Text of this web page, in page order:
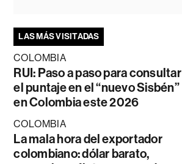
LAS MÁS VISITADAS
COLOMBIA
RUI: Paso a paso para consultar
el puntaje en el “nuevo Sisbén”
en Colombia este 2026
COLOMBIA
La mala hora del exportador
colombiano: dólar barato,